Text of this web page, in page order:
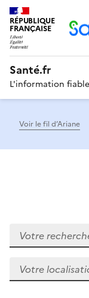
RÉPUBLIQUE
FRANÇAISE
Santé.fr
L'information
Voir le fil d’Ariane
Votre recherche
Votre